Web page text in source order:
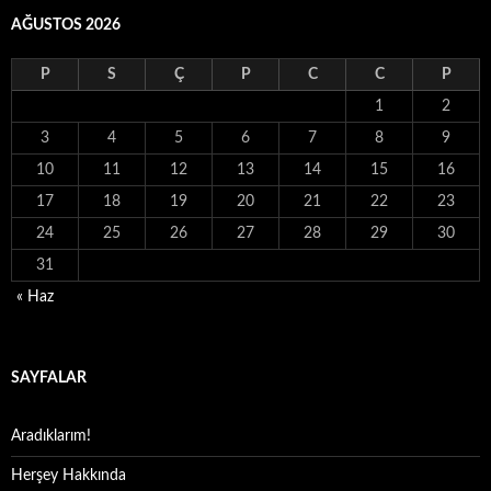
AĞUSTOS 2026
P S Ç P C C P
1 2
3 4 5 6 7 8 9
10 11 12 13 14 15 16
17 18 19 20 21 22 23
24 25 26 27 28 29 30
31
« Haz
SAYFALAR
Aradıklarım!
Herşey Hakkında